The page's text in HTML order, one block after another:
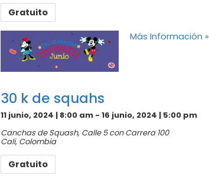
Gratuito
Más Información »
30 k de squahs
11 junio, 2024 | 8:00 am - 16 junio, 2024 | 5:00 pm
Canchas de Squash, Calle 5 con Carrera 100
Cali, Colombia
Gratuito